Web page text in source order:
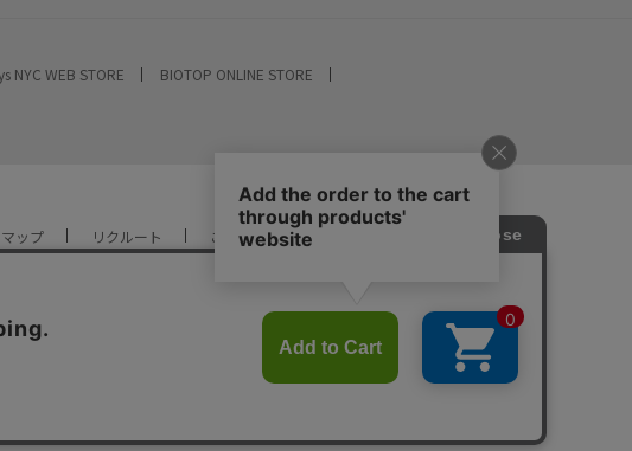
NYC WEB STORE
BIOTOP ONLINE STORE
ップ リクルート ご利用ガイド